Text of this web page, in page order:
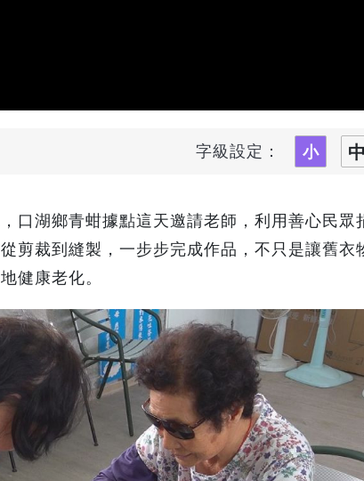
字級設定：
口湖鄉青蚶據點這天邀請老師，利用善心民眾
剪裁到縫製，一步步完成作品，不只是讓舊衣
健康老化。